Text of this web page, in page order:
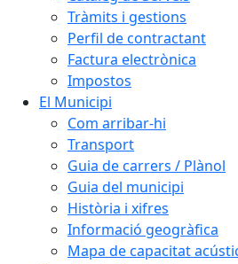
Tràmits i gestions
Perfil de contractant
Factura electrònica
Impostos
El Municipi
Com arribar-hi
Transport
Guia de carrers / Plànol
Guia del municipi
Història i xifres
Informació geogràfica
Mapa de capacitat